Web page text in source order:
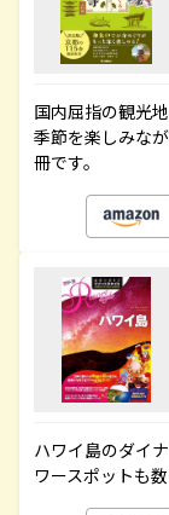
国内屈指の観光
季節を楽しみな
冊です。
ハワイ島のダイ
ワースポットも